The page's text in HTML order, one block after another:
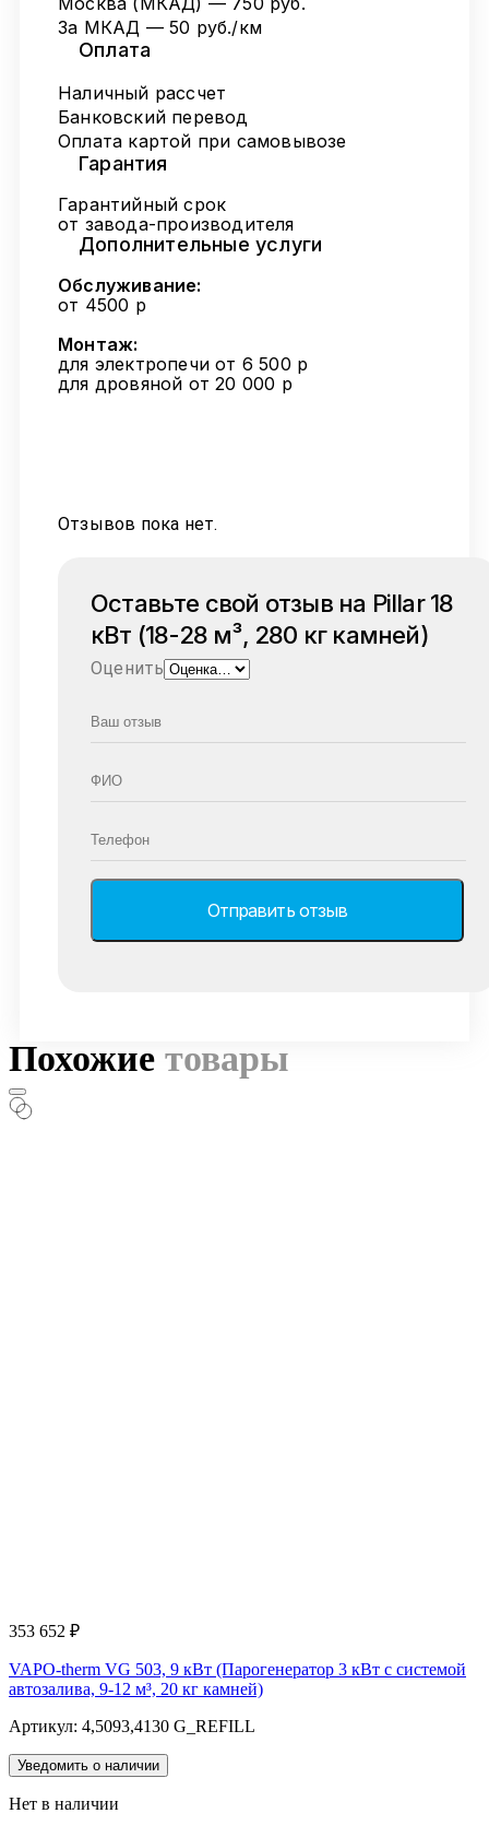
За МКАД — 50 руб./км
Оплата
Наличный рассчет
Банковский перевод
Оплата картой при самовывозе
Гарантия
Гарантийный срок
от завода-производителя
Дополнительные услуги
Обслуживание:
от 4500 р
Монтаж:
для электропечи от 6 500 р
для дровяной от 20 000 р
Отзывов пока нет.
Оставьте свой отзыв на Pillar 18
кВт (18-28 м³, 280 кг камней)
Оценить
Похожие товары
353 652 ₽
VAPO-therm VG 503, 9 кВт (Парогенератор 3 кВт с системой
автозалива, 9-12 м³, 20 кг камней)
Артикул: 4,5093,4130 G_REFILL
Уведомить о наличии
Нет в наличии